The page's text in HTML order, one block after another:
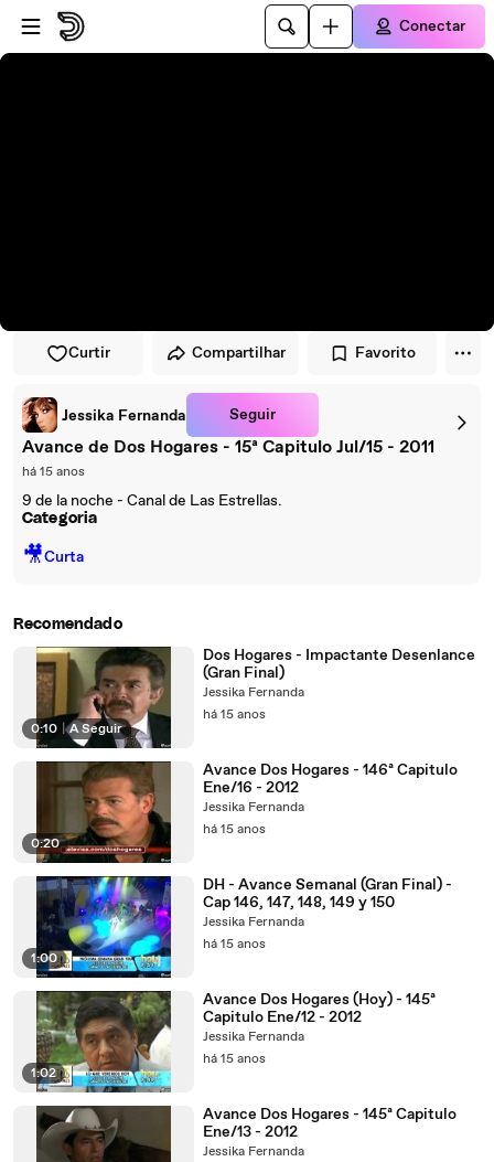
Pular para o player
Ir para o conteúdo principal
Conectar
Curtir Compartilhar Favorito
Jessika Fernanda Seguir
Avance de Dos Hogares - 15ª Capitulo Jul/15 - 2011
há 15 anos
9 de la noche - Canal de Las Estrellas.
Categoria
🎥Curta
Recomendado
0:10 A Seguir
Dos Hogares - Impactante Desenlance
(Gran Final)
Jessika Fernanda
há 15 anos
0:20
Avance Dos Hogares - 146ª Capitulo
Ene/16 - 2012
Jessika Fernanda
há 15 anos
1:00
DH - Avance Semanal (Gran Final) -
Cap 146, 147, 148, 149 y 150
Jessika Fernanda
há 15 anos
1:02
Avance Dos Hogares (Hoy) - 145ª
Capitulo Ene/12 - 2012
Jessika Fernanda
há 15 anos
Avance Dos Hogares - 145ª Capitulo
Ene/13 - 2012
Jessika Fernanda